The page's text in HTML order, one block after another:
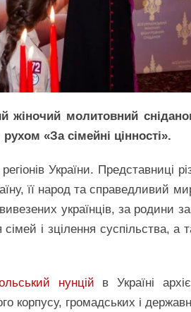
жіночий молитовний
«За сімейні цінності».
України. Представниці
її народ та справедливий
українців, за родини
і зцілення суспільства, а
нунцій в Україні
корпусу, громадських і